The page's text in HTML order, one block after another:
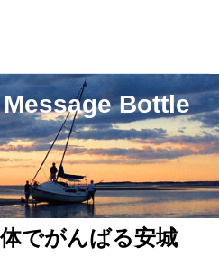
Bottle
でがんばる安城